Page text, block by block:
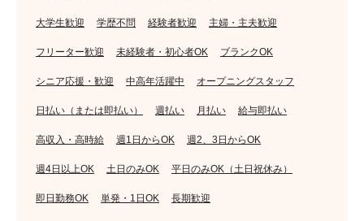
大学生歓迎 学歴不問 経験者歓迎 主婦・主夫歓迎
フリーター歓迎 未経験者・初心者OK ブランクOK
シニア応援・歓迎 中高年活躍中 オープニングスタッフ
日払い（または即払い） 週払い 月払い 給与即払い
高収入・高時給 週1日からOK 週2、3日からOK
週4日以上OK 土日のみOK 平日のみOK（土日祝休み）
即日勤務OK 単発・1日OK 長期歓迎